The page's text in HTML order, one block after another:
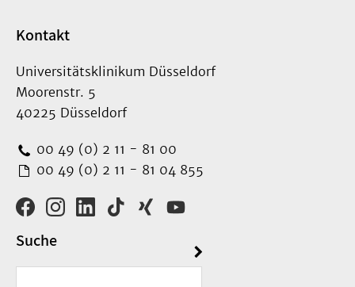
Kontakt
Universitätsklinikum Düsseldorf
Moorenstr. 5
40225 Düsseldorf
00 49 (0) 2 11 - 81 00
00 49 (0) 2 11 - 81 04 855
Suche